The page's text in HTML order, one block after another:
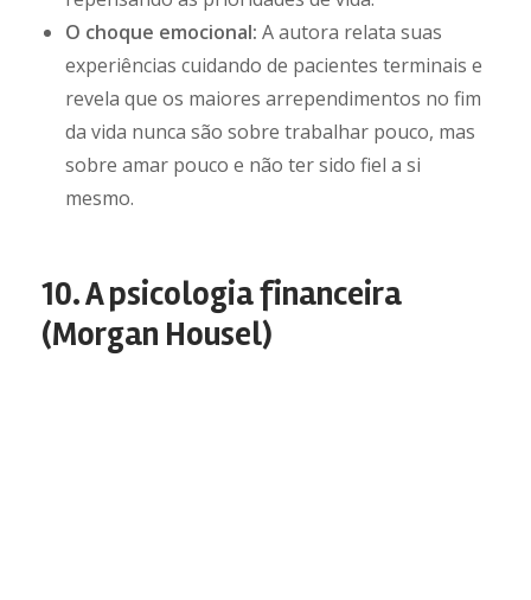
O choque emocional: A autora relata suas
experiências cuidando de pacientes terminais e
revela que os maiores arrependimentos no fim
da vida nunca são sobre trabalhar pouco, mas
sobre amar pouco e não ter sido fiel a si
mesmo.
10. A psicologia financeira
(Morgan Housel)